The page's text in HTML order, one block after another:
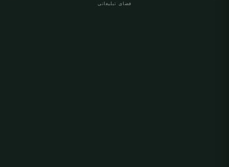
فضای تبلیغاتی